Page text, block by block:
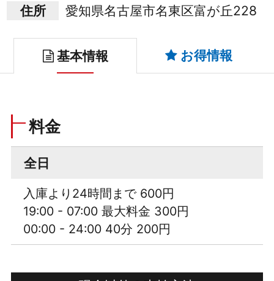
住所
愛知県名古屋市名東区富が丘228
基本情報 お得情報
料金
全日
入庫より24時間まで 600円
19:00 - 07:00 最大料金 300円
00:00 - 24:00 40分 200円